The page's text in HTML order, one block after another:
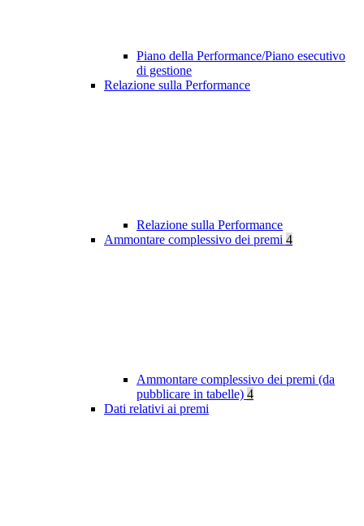
Piano della Performance/Piano esecutivo
di gestione
Relazione sulla Performance
Relazione sulla Performance
Ammontare complessivo dei premi 4
Ammontare complessivo dei premi (da
pubblicare in tabelle) 4
Dati relativi ai premi